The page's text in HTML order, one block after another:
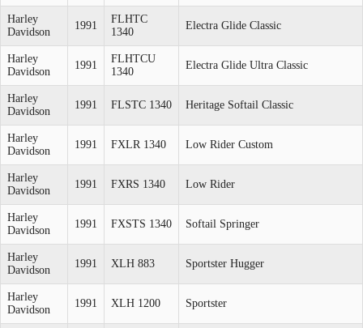
Harley
Davidson
1991
FLHTC
1340
Electra Glide Classic
Harley
Davidson
1991
FLHTCU
1340
Electra Glide Ultra Classic
Harley
Davidson
1991 FLSTC 1340 Heritage Softail Classic
Harley
Davidson
1991 FXLR 1340 Low Rider Custom
Harley
Davidson
1991 FXRS 1340 Low Rider
Harley
Davidson
1991 FXSTS 1340 Softail Springer
Harley
Davidson
1991 XLH 883 Sportster Hugger
Harley
Davidson
1991 XLH 1200 Sportster